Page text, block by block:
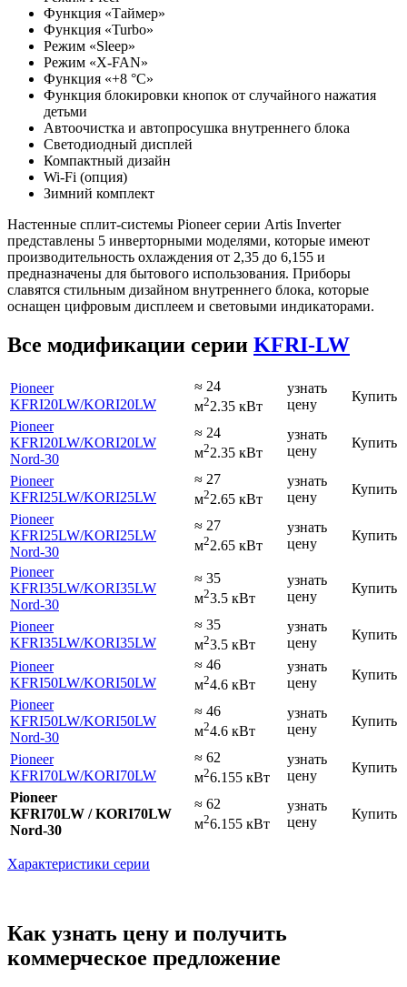
Функция «Таймер»
Функция «Turbo»
Режим «Sleep»
Режим «X-FAN»
Функция «+8 °С»
Функция блокировки кнопок от случайного нажатия
детьми
Автоочистка и автопросушка внутреннего блока
Светодиодный дисплей
Компактный дизайн
Wi-Fi (опция)
Зимний комплект
Настенные сплит-системы Pioneer серии Artis Inverter
представлены 5 инверторными моделями, которые имеют
производительность охлаждения от 2,35 до 6,155 и
предназначены для бытового использования. Приборы
славятся стильным дизайном внутреннего блока, которые
оснащен цифровым дисплеем и световыми индикаторами.
Все модификации серии KFRI-LW
Pioneer
KFRI20LW/KORI20LW
≈ 24
м22.35 кВт
узнать
цену
Купить
Pioneer
KFRI20LW/KORI20LW
Nord-30
≈ 24
м22.35 кВт
узнать
цену
Купить
Pioneer
KFRI25LW/KORI25LW
≈ 27
м22.65 кВт
узнать
цену
Купить
Pioneer
KFRI25LW/KORI25LW
Nord-30
≈ 27
м22.65 кВт
узнать
цену
Купить
Pioneer
KFRI35LW/KORI35LW
Nord-30
≈ 35
м23.5 кВт
узнать
цену
Купить
Pioneer
KFRI35LW/KORI35LW
≈ 35
м23.5 кВт
узнать
цену
Купить
Pioneer
KFRI50LW/KORI50LW
≈ 46
м24.6 кВт
узнать
цену
Купить
Pioneer
KFRI50LW/KORI50LW
Nord-30
≈ 46
м24.6 кВт
узнать
цену
Купить
Pioneer
KFRI70LW/KORI70LW
≈ 62
м26.155 кВт
узнать
цену
Купить
Pioneer
KFRI70LW / KORI70LW
Nord-30
≈ 62
м26.155 кВт
узнать
цену
Купить
Характеристики серии
Как узнать цену и получить
коммерческое предложение